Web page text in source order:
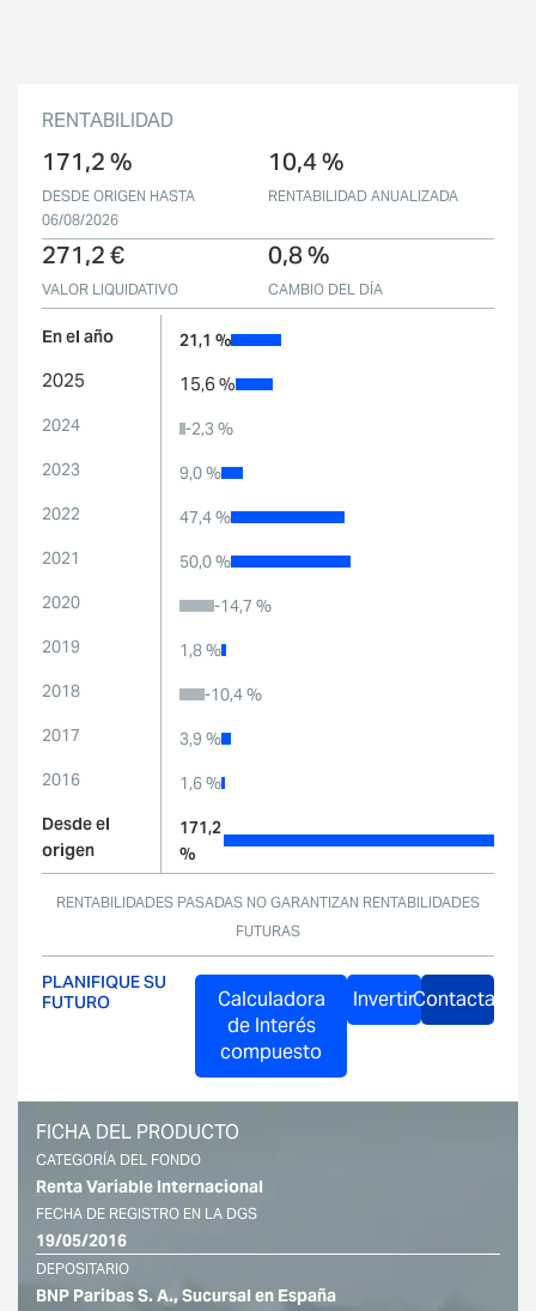
RENTABILIDAD
171,2 %
DESDE ORIGEN HASTA
06/08/2026
10,4 %
RENTABILIDAD ANUALIZADA
271,2 €
VALOR LIQUIDATIVO
0,8 %
CAMBIO DEL DÍA
En el año 21,1 %
2025 15,6 %
2024
-2,3 %
2023
9,0 %
2022
47,4 %
2021
50,0 %
2020
-14,7 %
2019
1,8 %
2018
-10,4 %
2017
3,9 %
2016
1,6 %
Desde el
origen
171,2
%
RENTABILIDADES PASADAS NO GARANTIZAN RENTABILIDADES
FUTURAS
PLANIFIQUE SU
FUTURO
Calculadora
de Interés
compuesto
InvertirContactar
FICHA DEL PRODUCTO
CATEGORÍA DEL FONDO
Renta Variable Internacional
FECHA DE REGISTRO EN LA DGS
19/05/2016
DEPOSITARIO
BNP Paribas S. A., Sucursal en España